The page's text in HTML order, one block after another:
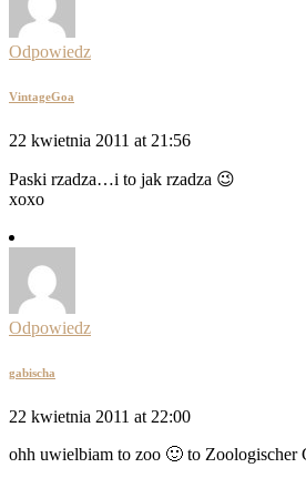
Odpowiedz
VintageGoa
22 kwietnia 2011 at 21:56
Paski rzadza…i to jak rzadza 😉
xoxo
Odpowiedz
gabischa
22 kwietnia 2011 at 22:00
ohh uwielbiam to zoo 🙂 to Zoologischer